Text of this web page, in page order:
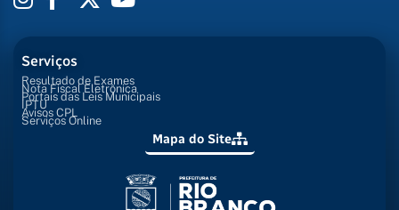
Serviços
Resultado de Exames
Nota Fiscal Eletrônica
Portais das Leis Municipais
IPTU
Avisos CPL
Serviços Online
Mapa do Site